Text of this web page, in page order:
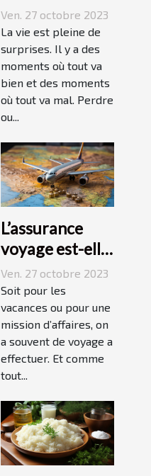
assurance
Dépendance ?
Ven. 27 octobre 2023
La vie est pleine de
surprises. Il y a des
moments où tout va
bien et des moments
où tout va mal. Perdre
ou...
L’assurance
voyage est-elle
avantageuse ?
Ven. 27 octobre 2023
Soit pour les
vacances ou pour une
mission d’affaires, on
a souvent de voyage a
effectuer. Et comme
tout...